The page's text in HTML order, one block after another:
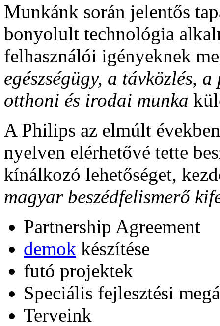
Munkánk során jelentős
bonyolult technológia
felhasználói igényeknek
egészségügy, a távközlés,
otthoni és irodai munka
A Philips az elmúlt
nyelven elérhetővé tette
kínálkozó lehetőséget,
magyar beszédfelismerő
Partnership Agreement
demok készítése
futó projektek
Speciális fejlesztési
Terveink